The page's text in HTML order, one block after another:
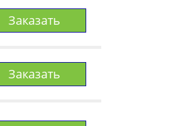
Заказать
Заказать